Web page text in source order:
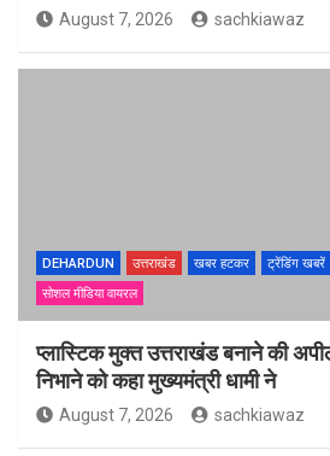
August 7, 2026 sachkiawaz
DEHARDUN उत्तराखंड खबर हटकर ट्रेंडिंग खबरें
सोशल मीडिया वायरल
प्लास्टिक मुक्त उत्तराखंड बनाने की
निभाने को कहा मुख्यमंत्री धामी ने
August 7, 2026 sachkiawaz